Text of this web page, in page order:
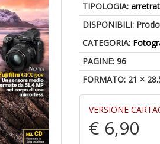
TIPOLOGIA:
DISPONIBILI:
CATEGORIA:
PAGINE: 96
FORMATO: 21 ×
VERSIONE
€ 6,90